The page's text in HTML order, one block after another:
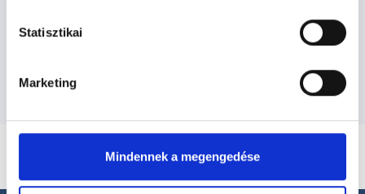
Statisztikai
Marketing
Mindennek a megengedése